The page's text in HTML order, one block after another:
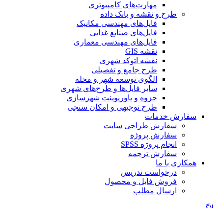
مهارت‌های کامپیوتری
طرح و نقشه و بانک داده
فایل‌های مهندسی مکانیک
فایل‌های صنایع غذایی
فایل‌های مهندسی معماری
نقشه GIS
نقشه اتوکد شهری
طرح جامع و تفصیلی
الگوی توسعه شهر و محله
سایر فایل‌ها و طرح‌های شهری
جزوه و پاورپوینت شهرسازی
طرح توجیهی و امکان سنجی
سفارش خدمات
سفارش طراحی سایت
سفارش پروژه
انجام پروژه SPSS
سفارش ترجمه
همکاری با ما
درخواست تدریس
فروش فایل و محصول
ارسال مطلب